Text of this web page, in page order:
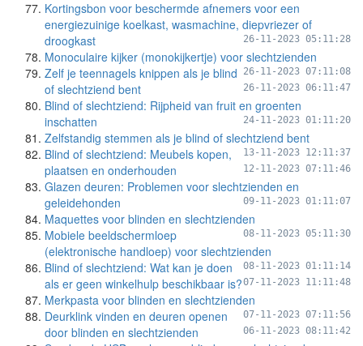
Kortingsbon voor beschermde afnemers voor een
energiezuinige koelkast, wasmachine, diepvriezer of
droogkast
26-11-2023 05:11:28
Monoculaire kijker (monokijkertje) voor slechtzienden
26-11-2023 07:11:08
Zelf je teennagels knippen als je blind
of slechtziend bent
26-11-2023 06:11:47
Blind of slechtziend: Rijpheid van fruit en groenten
inschatten
24-11-2023 01:11:20
Zelfstandig stemmen als je blind of slechtziend bent
13-11-2023 12:11:37
Blind of slechtziend: Meubels kopen,
plaatsen en onderhouden
12-11-2023 07:11:46
Glazen deuren: Problemen voor slechtzienden en
geleidehonden
09-11-2023 01:11:07
Maquettes voor blinden en slechtzienden
08-11-2023 05:11:30
Mobiele beeldschermloep
(elektronische handloep) voor slechtzienden
08-11-2023 01:11:14
Blind of slechtziend: Wat kan je doen
als er geen winkelhulp beschikbaar is?07-11-2023 11:11:48
Merkpasta voor blinden en slechtzienden
07-11-2023 07:11:56
Deurklink vinden en deuren openen
door blinden en slechtzienden
06-11-2023 08:11:42